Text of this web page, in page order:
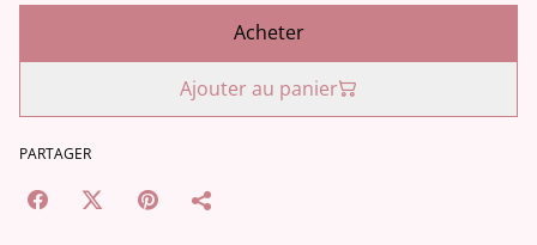
Acheter
Ajouter au panier
PARTAGER